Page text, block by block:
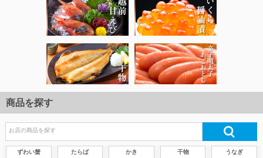
商品を探す
ずわい蟹 たらば かき 干物 うなぎ